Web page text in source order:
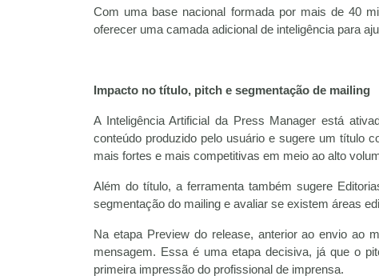
Com uma base nacional formada por mais de 40
oferecer uma camada adicional de inteligência para
Impacto no título, pitch e segmentação de mailing
A Inteligência Artificial da Press Manager está
conteúdo produzido pelo usuário e sugere um título
mais fortes e mais competitivas em meio ao alto
Além do título, a ferramenta também sugere
segmentação do mailing e avaliar se existem áreas
Na etapa Preview do release, anterior ao envio ao
mensagem. Essa é uma etapa decisiva, já que o
primeira impressão do profissional de imprensa.